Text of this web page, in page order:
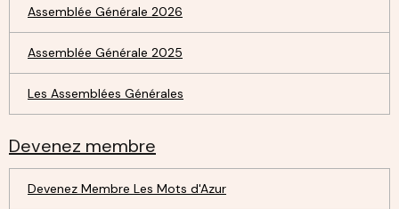
Assemblée Générale 2026
Assemblée Générale 2025
Les Assemblées Générales
Devenez membre
Devenez Membre Les Mots d'Azur